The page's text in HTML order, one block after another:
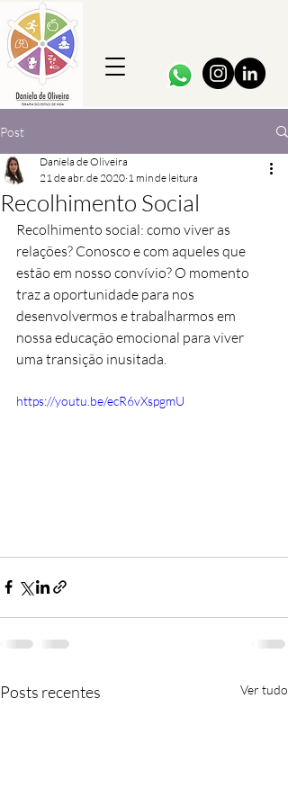
Post
Recolhimento Social
Daniela de Oliveira
21 de abr. de 2020 1 min de leitura
Recolhimento social: como viver as
relações? Conosco e com aqueles que
estão em nosso convívio? O momento
traz a oportunidade para nos
desenvolvermos e trabalharmos em
nossa educação emocional para viver
uma transição inusitada.
https://youtu.be/ecR6vXspgmU
Posts recentes Ver tudo